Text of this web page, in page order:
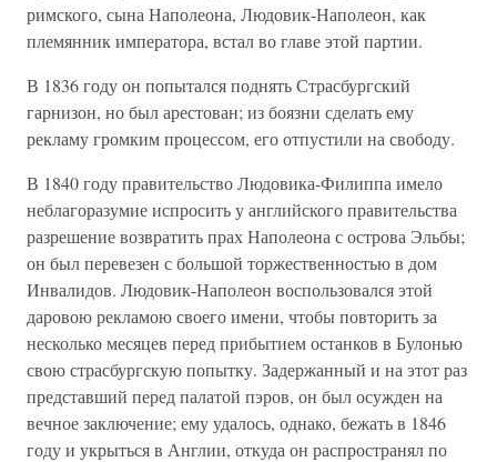
римского, сына Наполеона, Людовик-Наполеон, как
племянник императора, встал во главе этой партии.
В 1836 году он попытался поднять Страсбургский
гарнизон, но был арестован; из боязни сделать ему
рекламу громким процессом, его отпустили на свободу.
В 1840 году правительство Людовика-Филиппа имело
неблагоразумие испросить у английского правительства
разрешение возвратить прах Наполеона с острова Эльбы;
он был перевезен с большой торжественностью в дом
Инвалидов. Людовик-Наполеон воспользовался этой
даровою рекламою своего имени, чтобы повторить за
несколько месяцев перед прибытием останков в Булонью
свою страсбургскую попытку. Задержанный и на этот раз
представший перед палатой пэров, он был осужден на
вечное заключение; ему удалось, однако, бежать в 1846
году и укрыться в Англии, откуда он распространял по